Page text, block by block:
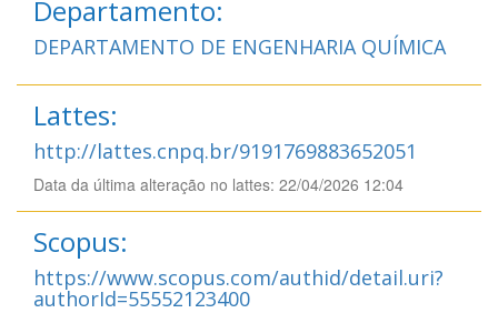
Departamento:
DEPARTAMENTO DE ENGENHARIA QUÍMICA
Lattes:
http://lattes.cnpq.br/9191769883652051
Data da última alteração no lattes: 22/04/2026 12:04
Scopus:
https://www.scopus.com/authid/detail.uri?
authorId=55552123400